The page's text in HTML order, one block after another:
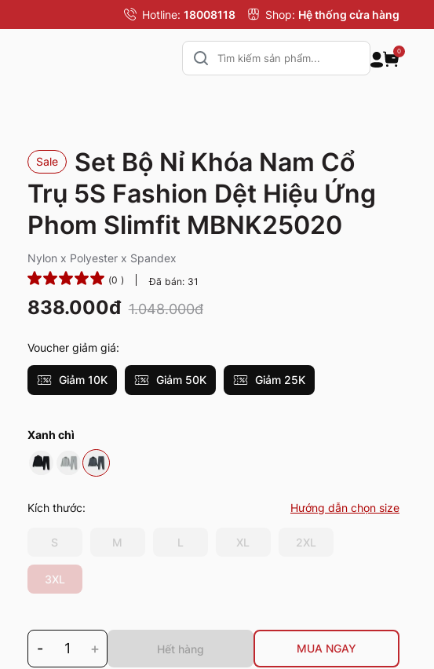
Hotline: 18008118 Shop: Hệ thống cửa hàng
0
Sale
Set Bộ Nỉ Khóa Nam Cổ
Trụ 5S Fashion Dệt Hiệu Ứng
Phom Slimfit MBNK25020
Nylon x Polyester x Spandex
(0 ) Đã bán: 31
838.000đ 1.048.000đ
Voucher giảm giá:
Giảm 10K Giảm 50K Giảm 25K
Xanh chì
Kích thước: Hướng dẫn chọn size
S M L XL 2XL
3XL
- 1 + Hết hàng MUA NGAY